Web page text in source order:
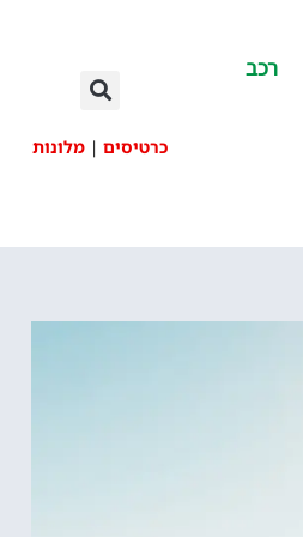
רכב
כרטיסים | מלונות